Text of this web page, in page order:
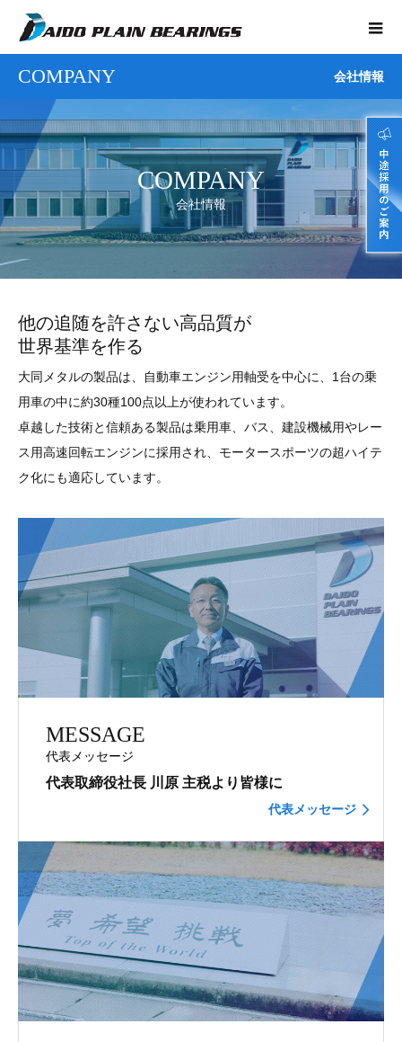
COMPANY 会社情報
COMPANY
会社情報
他の追随を許さない高品質が
世界基準を作る
大同メタルの製品は、自動車エンジン用軸受を中心に、1台の乗
用車の中に約30種100点以上が使われています。
卓越した技術と信頼ある製品は乗用車、バス、建設機械用やレー
ス用高速回転エンジンに採用され、モータースポーツの超ハイテ
ク化にも適応しています。
MESSAGE
代表メッセージ
代表取締役社長 川原 主税より皆様に
代表メッセージ